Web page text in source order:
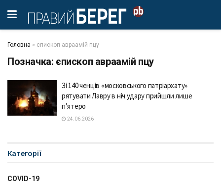
Головна » єпископ авраамій пцу
Позначка: єпископ авраамій пцу
Зі 140 ченців «московського патріархату»
рятувати Лавру в ніч удару прийшли лише
п’ятеро
24.06.2026
Категорії
COVID-19